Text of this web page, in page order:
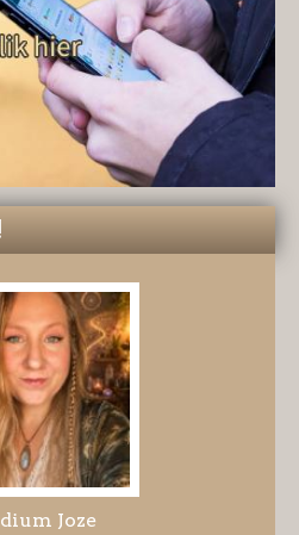
Joze